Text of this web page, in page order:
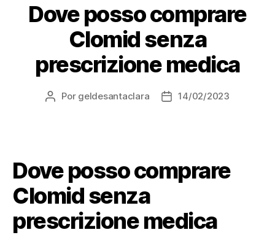
Dove posso comprare
Clomid senza
prescrizione medica
Autor
Por geldesantaclara
Data14/02/2023
Dove posso comprare
Clomid senza
prescrizione medica